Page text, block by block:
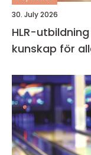
30. July 2026
HLR-
kunskap för